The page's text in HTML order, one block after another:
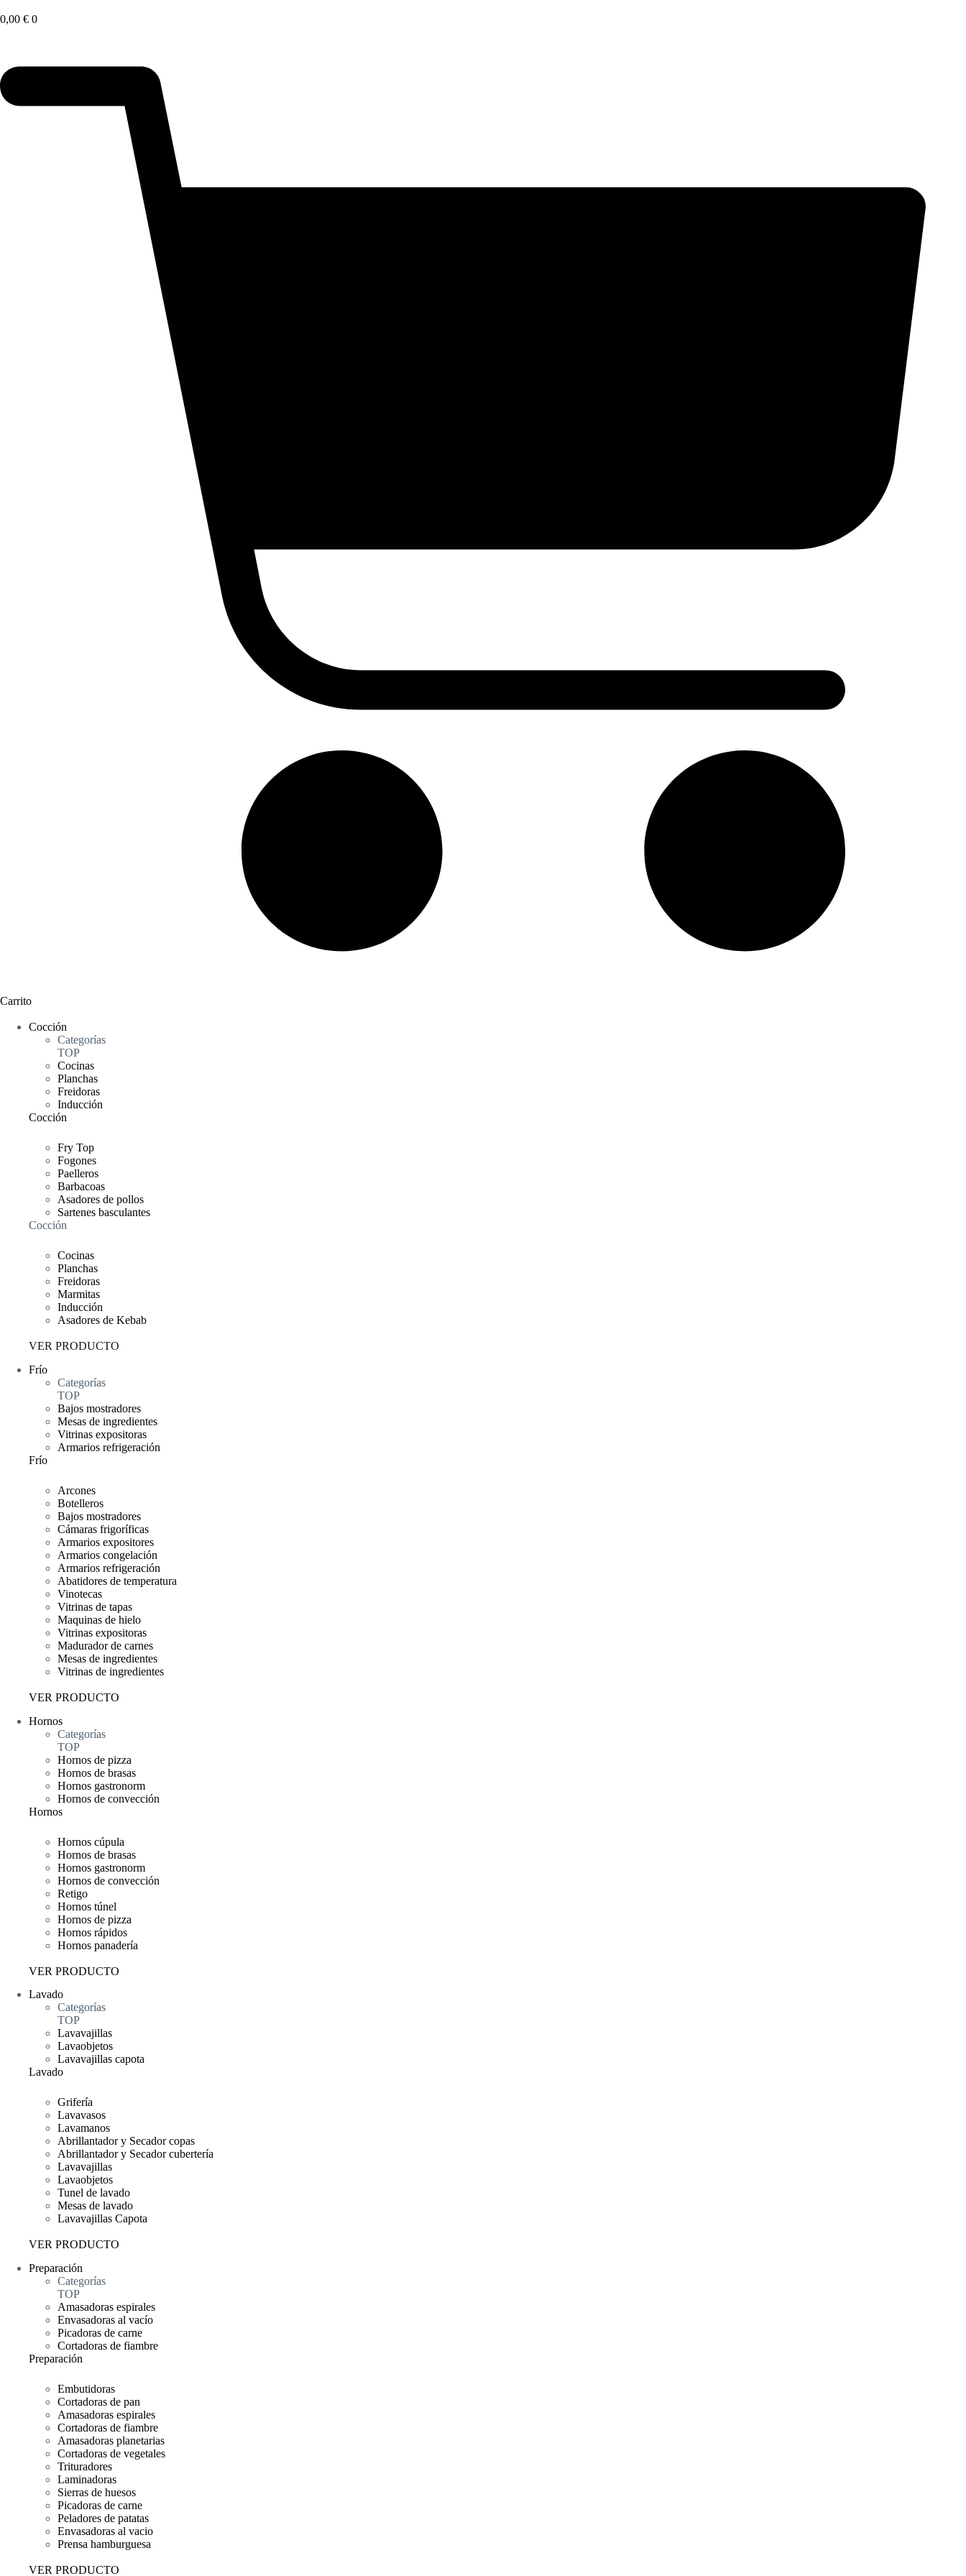
al
0,00 € 0
Carrito
Cocción
Categorías
TOP
Cocinas
Planchas
Freidoras
Inducción
Cocción
Fry Top
Fogones
Paelleros
Barbacoas
Asadores de pollos
Sartenes basculantes
Cocción
Cocinas
Planchas
Freidoras
Marmitas
Inducción
Asadores de Kebab
VER PRODUCTO
Frío
Categorías
TOP
Bajos mostradores
Mesas de ingredientes
Vitrinas expositoras
Armarios refrigeración
Frío
Arcones
Botelleros
Bajos mostradores
Cámaras frigoríficas
Armarios expositores
Armarios congelación
Armarios refrigeración
Abatidores de temperatura
Vinotecas
Vitrinas de tapas
Maquinas de hielo
Vitrinas expositoras
Madurador de carnes
Mesas de ingredientes
Vitrinas de ingredientes
VER PRODUCTO
Hornos
Categorías
TOP
Hornos de pizza
Hornos de brasas
Hornos gastronorm
Hornos de convección
Hornos
Hornos cúpula
Hornos de brasas
Hornos gastronorm
Hornos de convección
Retigo
Hornos túnel
Hornos de pizza
Hornos rápidos
Hornos panadería
VER PRODUCTO
Lavado
Categorías
TOP
Lavavajillas
Lavaobjetos
Lavavajillas capota
Lavado
Grifería
Lavavasos
Lavamanos
Abrillantador y Secador copas
Abrillantador y Secador cubertería
Lavavajillas
Lavaobjetos
Tunel de lavado
Mesas de lavado
Lavavajillas Capota
VER PRODUCTO
Preparación
Categorías
TOP
Amasadoras espirales
Envasadoras al vacío
Picadoras de carne
Cortadoras de fiambre
Preparación
Embutidoras
Cortadoras de pan
Amasadoras espirales
Cortadoras de fiambre
Amasadoras planetarias
Cortadoras de vegetales
Trituradores
Laminadoras
Sierras de huesos
Picadoras de carne
Peladores de patatas
Envasadoras al vacio
Prensa hamburguesa
VER PRODUCTO